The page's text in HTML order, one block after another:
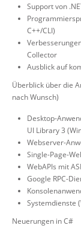
Support von
C++/CLI)
Collector
Ausblick auf
Überblick über die
nach Wunsch)
Desktop-
UI Library 3
Webserver-
Single-Page-
WebAPIs mit
Google RPC-
Systemdienste
Neuerungen in C#